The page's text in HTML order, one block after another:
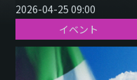
2026-04-25 09:00
イベント